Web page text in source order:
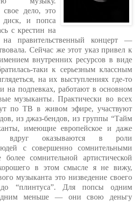
дело, это
диск, и попса
с крестин на
на правительственный концерт —
Сейчас же этот указ привел к
внутренних ресурсов в виде
таки к серьезным классным
на их выступлениях где-то
на подпевках, работают в основном
музыканты. Практически во всех
по ТВ в живом эфире, участвуют
из джаз-бендов, из группы “Тайм
имеющие европейское и даже
вдруг оказываются в роли
с совершенно сомнительными
сомнительной артистической
в этом смысле я не вижу,
музыканта это низведение своего
до “плинтуса”. Для попсы одним
меньше — они свою деньгу